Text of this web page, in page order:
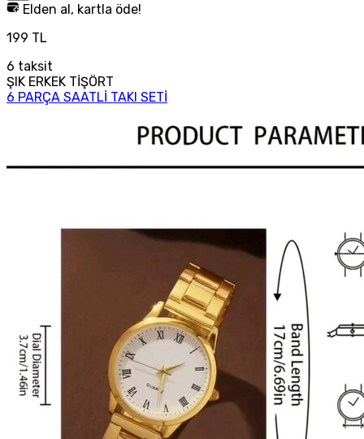
Elden al, kartla öde!
199 TL
6 taksit
ŞIK ERKEK TİŞÖRT
6 PARÇA SAATLİ TAKI SETİ